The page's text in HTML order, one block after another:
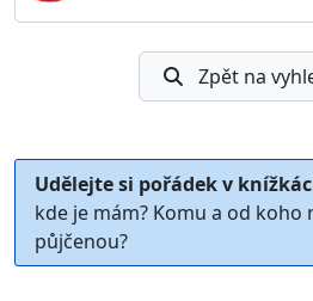
Zpět na
Udělejte si pořádek v
kde je mám? Komu a od koho
půjčenou?